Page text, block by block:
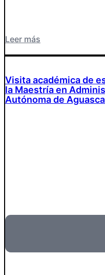
Leer más
Visita académica de
la Maestría en
Autónoma de